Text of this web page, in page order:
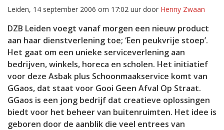
Inklappen
Leiden, 14 september 2006 om 17:02 uur door Henny Zwaan
DZB Leiden voegt vanaf morgen een nieuw product
aan haar dienstverlening toe; ‘Een peukvrije stoep’.
Het gaat om een unieke serviceverlening aan
bedrijven, winkels, horeca en scholen. Het initiatief
voor deze Asbak plus Schoonmaakservice komt van
GGaos, dat staat voor Gooi Geen Afval Op Straat.
GGaos is een jong bedrijf dat creatieve oplossingen
biedt voor het beheer van buitenruimten. Het idee is
geboren door de aanblik die veel entrees van